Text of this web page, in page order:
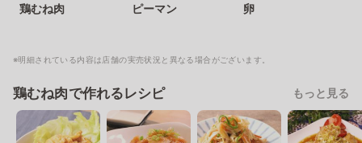
鶏むね肉 ピーマン 卵
※明細されている内容は店舗の実売状況と異なる場合がございます。
鶏むね肉で作れるレシピ もっと見る